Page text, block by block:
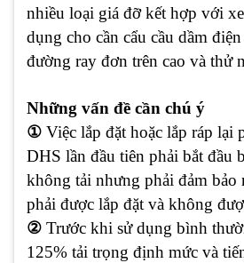
nhiều loại giá đỡ kết hợp với
dụng cho cần cẩu cầu dầm
đường ray đơn trên cao và thử
Những vấn đề cần chú ý
① Việc lắp đặt hoặc lắp ráp lại
DHS lần đầu tiên phải bắt đầu
không tải nhưng phải đảm bảo
phải được lắp đặt và không
② Trước khi sử dụng bình
125% tải trọng định mức và